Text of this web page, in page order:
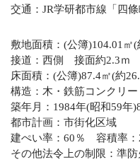
交通：JR学研都市線「四
敷地面積：(公簿)104.01㎡(
接道：西側 接面約2.3ｍ
床面積：(公簿)87.4㎡(約
構造：木・鉄筋コンクリー
築年月：1984年(昭和59年
都市計画：市街化区域
建ぺい率：60％ 容積率：
その他法令上の制限：準